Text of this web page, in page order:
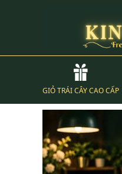
GIỎ TRÁI CÂY CAO CẤP